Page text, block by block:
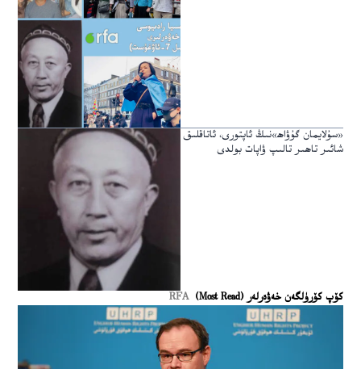
«سۇلايمان گۇۋاھ»نىڭ ئاپتورى، ئاتاقلىق
شائىر تاھىر تالىپ ۋاپات بولدى
كۆپ كۆرۈلگەن خەۋەرلەر (Most Read) RFA